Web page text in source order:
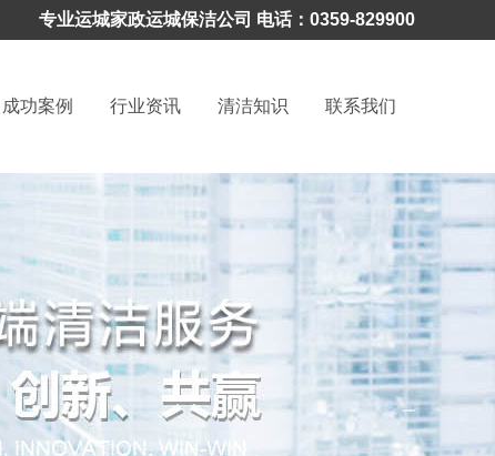
专业运城家政运城保洁公司 电话：0359-829900
成功案例 行业资讯 清洁知识 联系我们